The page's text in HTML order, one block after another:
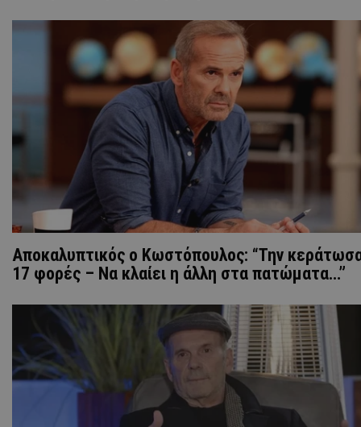
Αποκαλυπτικός ο Κωστόπουλος: “Την
17 φορές – Να κλαίει η άλλη στα πατώματα…”